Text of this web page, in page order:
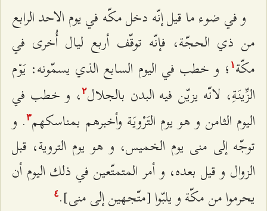
و في ضوء ما قيل إنّه دخل مكّه في يوم الاحد الرابع
من ذي الحجّة، فإنّه توقّف أربع ليال أُخرى في
مكّة ۱ ؛ و خطب في اليوم السابع الذي يسمّونه: يَوْم
الزِّينَةِ، لانّه يزيّن فيه البدن بالجلال‌٢، و خطب في
اليوم الثامن و هو يوم التَرْويَة وأخبرهم بمناسكهم‌٣. و
توجّه إلى منى يوم الخميس، و هو يوم التروية، قبل
الزوال و قيل بعده، و أمر المتمتّعين في ذلك اليوم أن
يحرموا من مكّة و يلبّوا [متّجهين إلى منى‌]. ٤